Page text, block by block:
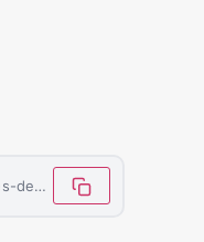
https://letemoinhaiti.com/les-chauffeurs-de-taxi-moto-pilotes-de-la-ville-de-ouanaminthe/